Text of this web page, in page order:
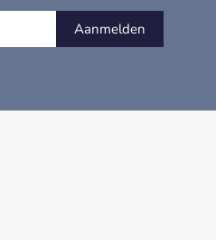
Aanmelden